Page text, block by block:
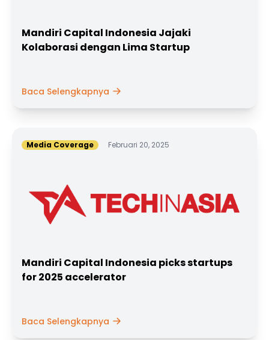
Mandiri Capital Indonesia Jajaki
Kolaborasi dengan Lima Startup
Baca Selengkapnya
Media Coverage Februari 20, 2025
Mandiri Capital Indonesia picks startups
for 2025 accelerator
Baca Selengkapnya